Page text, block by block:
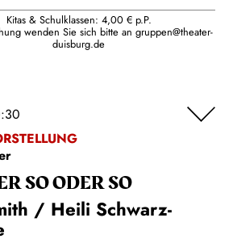
Kitas & Schulklassen: 4,00 € p.P.
wenden Sie sich bitte an gruppen@theater-
duisburg.de
SO ODER SO
/ Heili Schwarz-